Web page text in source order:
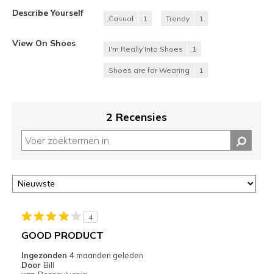
Describe Yourself
Casual 1 Trendy 1
View On Shoes
I'm Really Into Shoes 1
Shoes are for Wearing 1
2 Recensies
4
GOOD PRODUCT
Ingezonden 4 maanden geleden
Door Bill